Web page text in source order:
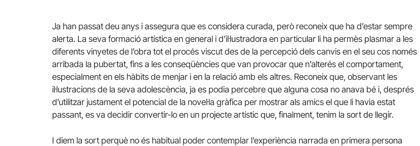
Ja han passat deu anys i assegura que es considera curada, però reconeix que ha d’estar sempre
alerta. La seva formació artística en general i d’il·lustradora en particular li ha permès plasmar a les
diferents vinyetes de l’obra tot el procés viscut des de la percepció dels canvis en el seu cos només
arribada la pubertat, fins a les conseqüències que van provocar que n’alterés el comportament,
especialment en els hàbits de menjar i en la relació amb els altres. Reconeix que, observant les
il·lustracions de la seva adolescència, ja es podia percebre que alguna cosa no anava bé i, després
d’utilitzar justament el potencial de la novel·la gràfica per mostrar als amics el que li havia estat
passant, es va decidir convertir-lo en un projecte artístic que, finalment, tenim la sort de llegir.
I diem la sort perquè no és habitual poder contemplar l’experiència narrada en primera persona